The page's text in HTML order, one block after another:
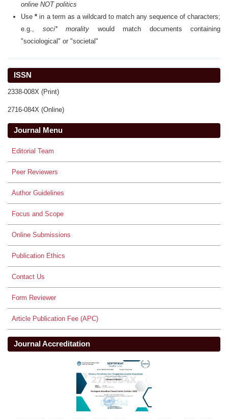
ISSN
2338-008X (Print)
2716-084X (Online)
Journal Menu
Editorial Team
Peer Reviewers
Author Guidelines
Focus and Scope
Online Submissions
Publication Ethics
Contact Us
Form Reviewer
Article Publication Fee (APC)
Journal Accreditation
online NOT politics
Use* in a term as a wildcard to match any sequence of characters;
e.g., soci* morality would match documents containing
"sociological" or "societal"